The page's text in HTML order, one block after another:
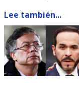
Lee también...